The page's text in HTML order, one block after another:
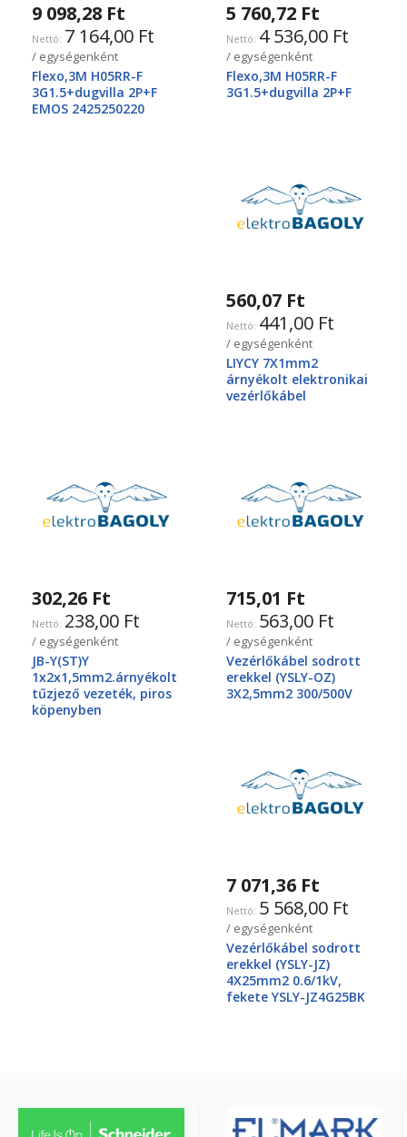
9 098,28 Ft
7 164,00 Ft
/ egységenként
Flexo,3M H05RR-F
3G1.5+dugvilla 2P+F
EMOS 2425250220
5 760,72 Ft
4 536,00 Ft
/ egységenként
Flexo,3M H05RR-F
3G1.5+dugvilla 2P+F
560,07 Ft
441,00 Ft
/ egységenként
LIYCY 7X1mm2
árnyékolt elektronikai
vezérlőkábel
302,26 Ft
238,00 Ft
/ egységenként
JB-Y(ST)Y
1x2x1,5mm2.árnyékolt
tűzjező vezeték, piros
köpenyben
715,01 Ft
563,00 Ft
/ egységenként
Vezérlőkábel sodrott
erekkel (YSLY-OZ)
3X2,5mm2 300/500V
7 071,36 Ft
5 568,00 Ft
/ egységenként
Vezérlőkábel sodrott
erekkel (YSLY-JZ)
4X25mm2 0.6/1kV,
fekete YSLY-JZ4G25BK